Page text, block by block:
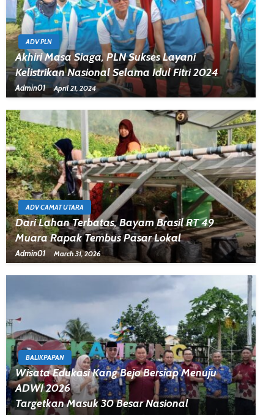
ADV PLN
Akhiri Masa Siaga, PLN Sukses Layani
Kelistrikan Nasional Selama Idul Fitri 2024
Admin01 April 21, 2024
ADV CAMAT UTARA
Dari Lahan Terbatas, Bayam Brasil RT 49
Muara Rapak Tembus Pasar Lokal
Admin01 March 31, 2026
BALIKPAPAN
Wisata Edukasi Kang Bejo Bersiap Menuju
ADWI 2026
Targetkan Masuk 30 Besar Nasional